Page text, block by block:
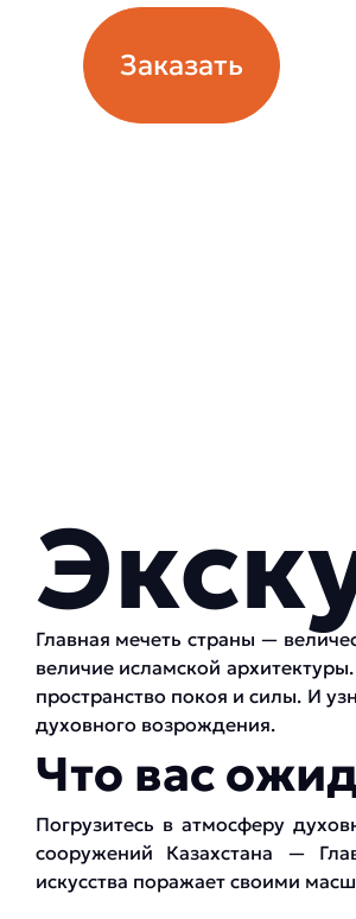
Заказать
Главная мечеть страны —
величие исламской
пространство покоя и силы. И
духовного возрождения.
Что вас
Погрузитесь в атмосферу
сооружений Казахстана —
искусства поражает своими